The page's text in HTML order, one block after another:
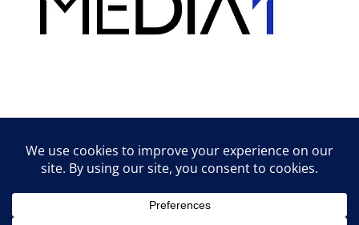
Lifestyle tippek & trükkök